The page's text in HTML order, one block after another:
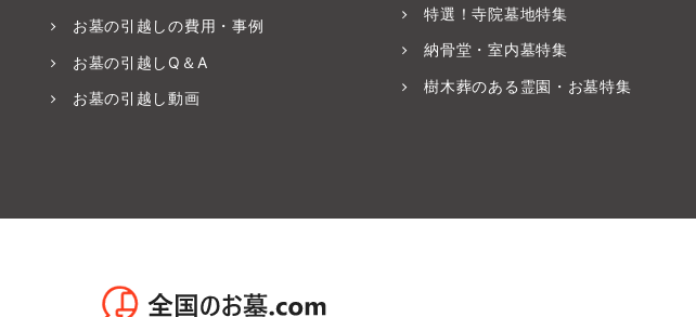
お墓の引越しの費用・事例
お墓の引越しQ＆A
お墓の引越し動画
特選！寺院墓地特集
納骨堂・室内墓特集
樹木葬のある霊園・お墓特集